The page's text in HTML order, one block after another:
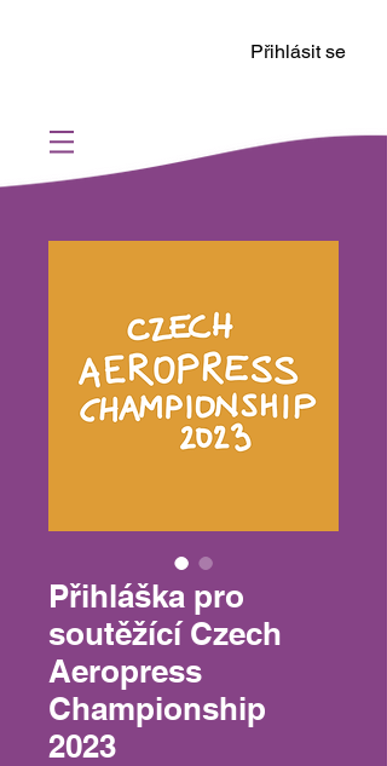
Přihlásit se
Přihláška pro
soutěžící Czech
Aeropress
Championship
2023